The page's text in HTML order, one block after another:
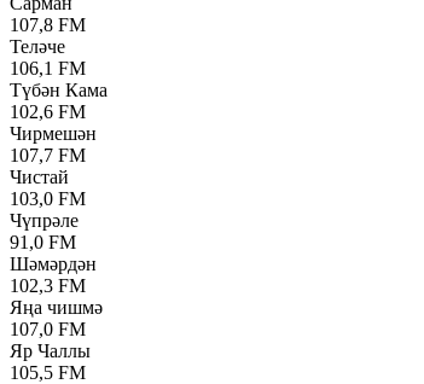
107,8 FM
Теләче
106,1 FM
Түбән Кама
102,6 FM
Чирмешән
107,7 FM
Чистай
103,0 FM
Чүпрәле
91,0 FM
Шәмәрдән
102,3 FM
Яңа чишмә
107,0 FM
Яр Чаллы
105,5 FM